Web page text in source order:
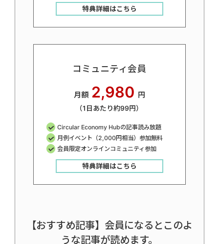
特典詳細はこちら
コミュニティ会員
月額 2,980 円
（1日あたり約99円）
Circular Economy Hubの記事読み放題
月例イベント（2,000円相当）参加無料
会員限定オンラインコミュニティ参加
特典詳細はこちら
【おすすめ記事】会員になるとこのよ
うな記事が読めます。